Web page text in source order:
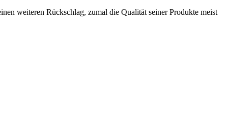
weiteren Rückschlag, zumal die Qualität seiner Produkte meist